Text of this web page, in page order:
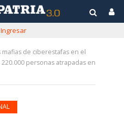
mafias de ciberestafas en el
personas atrapadas en